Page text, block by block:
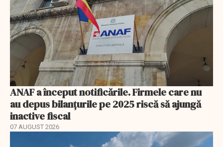
ANAF a început notificările. Firmele care nu
au depus bilanțurile pe 2025 riscă să ajungă
inactive fiscal
07 AUGUST 2026